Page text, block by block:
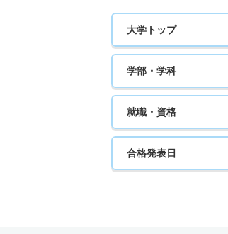
大学トップ
学部・学科
就職・資格
合格発表日